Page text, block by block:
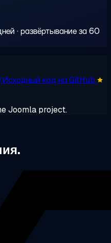
· развёртывание за 60
Исходный код на GitHub
Joomla project.